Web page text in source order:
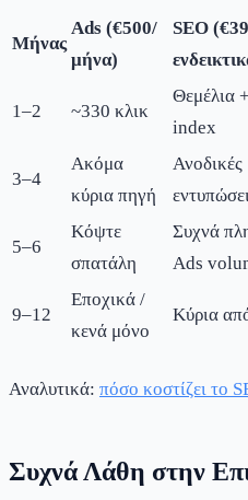
Μήνας
Ads (€500/
μήνα)
SEO
1–2 ~330 κλικ
Θεμέλια
index
3–4
Ακόμα
κύρια πηγή
Ανοδικές
5–6
Κόψτε
σπατάλη
Συχνά
Ads
9–12
Εποχικά /
κενά μόνο
Κύρια
Αναλυτικά: πόσο κοστίζει το
Συχνά Λάθη στην